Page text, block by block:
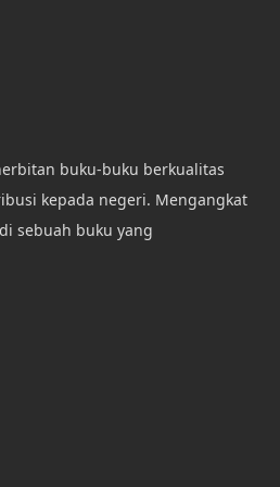
buku-buku berkualitas
kepada negeri. Mengangkat
sebuah buku yang